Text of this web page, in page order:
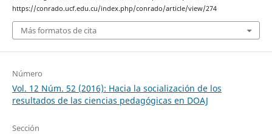
https://conrado.ucf.edu.cu/index.php/conrado/article/view/274
Más formatos de cita
Número
Vol. 12 Núm. 52 (2016): Hacia la socialización de los
resultados de las ciencias pedagógicas en DOAJ
Sección